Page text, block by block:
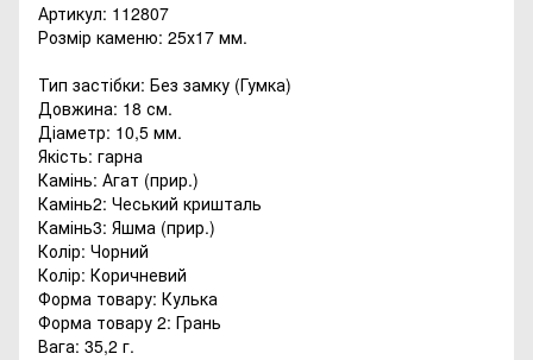
Артикул: 112807
Розмір каменю: 25х17 мм.
Тип застібки: Без замку (Гумка)
Довжина: 18 см.
Діаметр: 10,5 мм.
Якість: гарна
Камінь: Агат (прир.)
Камінь2: Чеський кришталь
Камінь3: Яшма (прир.)
Колір: Чорний
Колір: Коричневий
Форма товару: Кулька
Форма товару 2: Грань
Вага: 35,2 г.